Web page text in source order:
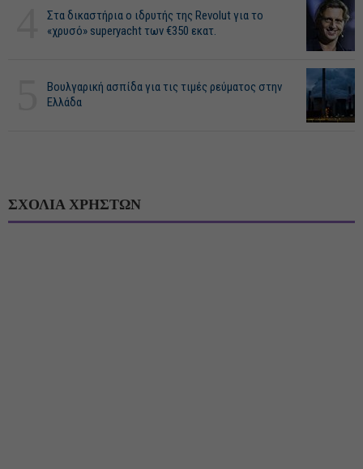
Στα δικαστήρια ο ιδρυτής της Revolut για το
«χρυσό» superyacht των €350 εκατ.
Βουλγαρική ασπίδα για τις τιμές ρεύματος στην
Ελλάδα
ΣΧΟΛΙΑ ΧΡΗΣΤΩΝ